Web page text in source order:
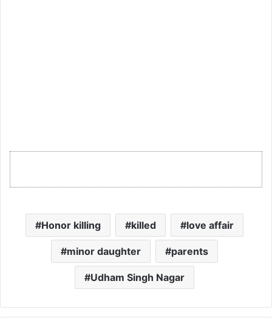
Honor killing killed love affair
minor daughter parents
Udham Singh Nagar